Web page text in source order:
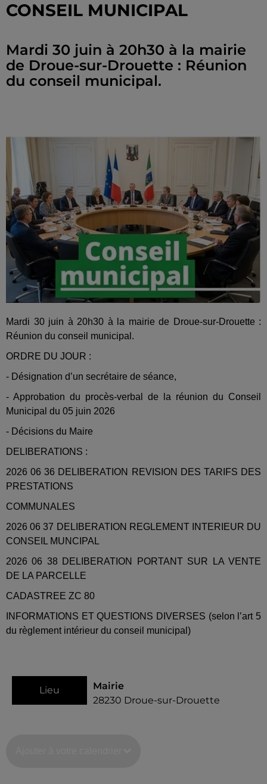
CONSEIL MUNICIPAL
Mardi 30 juin à 20h30 à la mairie
de Droue-sur-Drouette : Réunion
du conseil municipal.
Mardi 30 juin à 20h30 à la mairie de Droue-sur-Drouette :
Réunion du conseil municipal.
ORDRE DU JOUR :
- Désignation d’un secrétaire de séance,
- Approbation du procès-verbal de la réunion du Conseil
Municipal du 05 juin 2026
- Décisions du Maire
DELIBERATIONS :
2026 06 36 DELIBERATION REVISION DES TARIFS DES
PRESTATIONS
COMMUNALES
2026 06 37 DELIBERATION REGLEMENT INTERIEUR DU
CONSEIL MUNCIPAL
2026 06 38 DELIBERATION PORTANT SUR LA VENTE
DE LA PARCELLE
CADASTREE ZC 80
INFORMATIONS ET QUESTIONS DIVERSES (selon l’art 5
du règlement intérieur du conseil municipal)
Lieu
Mairie
28230 Droue-sur-Drouette